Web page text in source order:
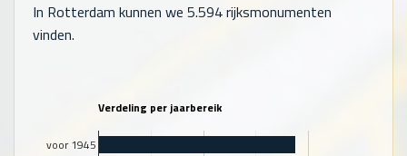
In Rotterdam kunnen we 5.594 rijksmonumenten
vinden.
Verdeling per jaarbereik
voor 1945